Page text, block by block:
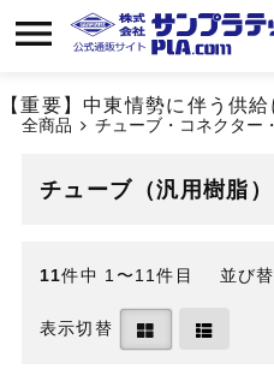
【重要】中東情勢に伴う供
全商品 チューブ・コネクター
チューブ（汎用樹脂）
11件中 1〜11件目 並び替
表示切替